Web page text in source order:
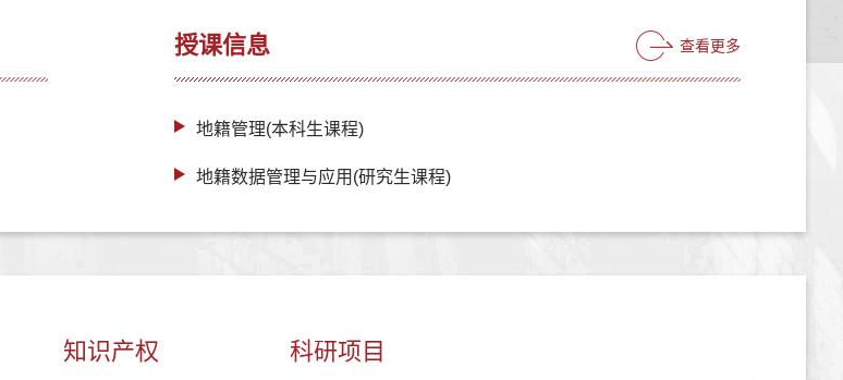
授课信息 查看更多
地籍管理(本科生课程)
地籍数据管理与应用(研究生课程)
知识产权 科研项目